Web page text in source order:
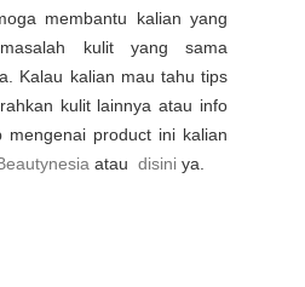
membantu kalian yang
kulit yang sama
Kalau kalian mau tahu tips
kulit lainnya atau info
mengenai product ini kalian
atau disini ya.